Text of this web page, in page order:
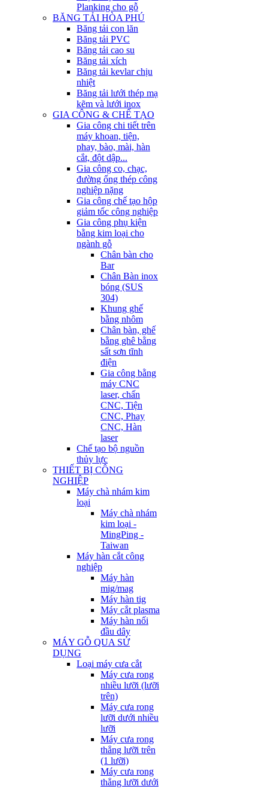
Planking cho gỗ
BĂNG TẢI HÒA PHÚ
Băng tải con lăn
Băng tải PVC
Băng tải cao su
Băng tải xích
Băng tải kevlar chịu
nhiệt
Băng tải lưới thép mạ
kẽm và lưới inox
GIA CÔNG & CHẾ TẠO
Gia công chi tiết trên
máy khoan, tiện,
phay, bào, mài, hàn
cắt, đột dập...
Gia công co, chạc,
đường ống thép công
nghiệp nặng
Gia công chế tạo hộp
giảm tốc công nghiệp
Gia công phụ kiện
bằng kim loại cho
ngành gỗ
Chân bàn cho
Bar
Chân Bàn inox
bóng (SUS
304)
Khung ghế
bằng nhôm
Chân bàn, ghế
bằng ghê bằng
sất sơn tĩnh
điện
Gia công bằng
máy CNC
laser, chấn
CNC, Tiện
CNC, Phay
CNC, Hàn
laser
Chế tạo bộ nguồn
thủy lực
THIẾT BỊ CÔNG
NGHIỆP
Máy chà nhám kim
loại
Máy chà nhám
kim loại -
MingPing -
Taiwan
Máy hàn cắt công
nghiệp
Máy hàn
mig/mag
Máy hàn tig
Máy cắt plasma
Máy hàn nối
đầu dây
MÁY GỖ QUA SỬ
DỤNG
Loại máy cưa cắt
Máy cưa rong
nhiều lưỡi (lưỡi
trên)
Máy cưa rong
lưỡi dưới nhiều
lưỡi
Máy cưa rong
thẳng lưỡi trên
(1 lưỡi)
Máy cưa rong
thẳng lưỡi dưới